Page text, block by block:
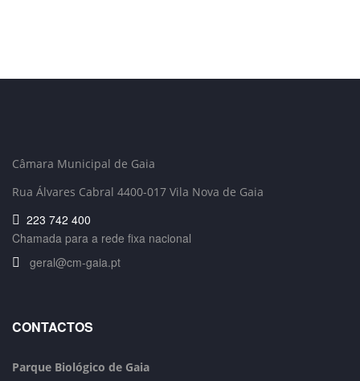
Câmara Municipal de Gaia
Rua Álvares Cabral 4400-017 Vila Nova de Gaia
223 742 400
Chamada para a rede fixa nacional
geral@cm-gaia.pt
CONTACTOS
Parque Biológico de Gaia